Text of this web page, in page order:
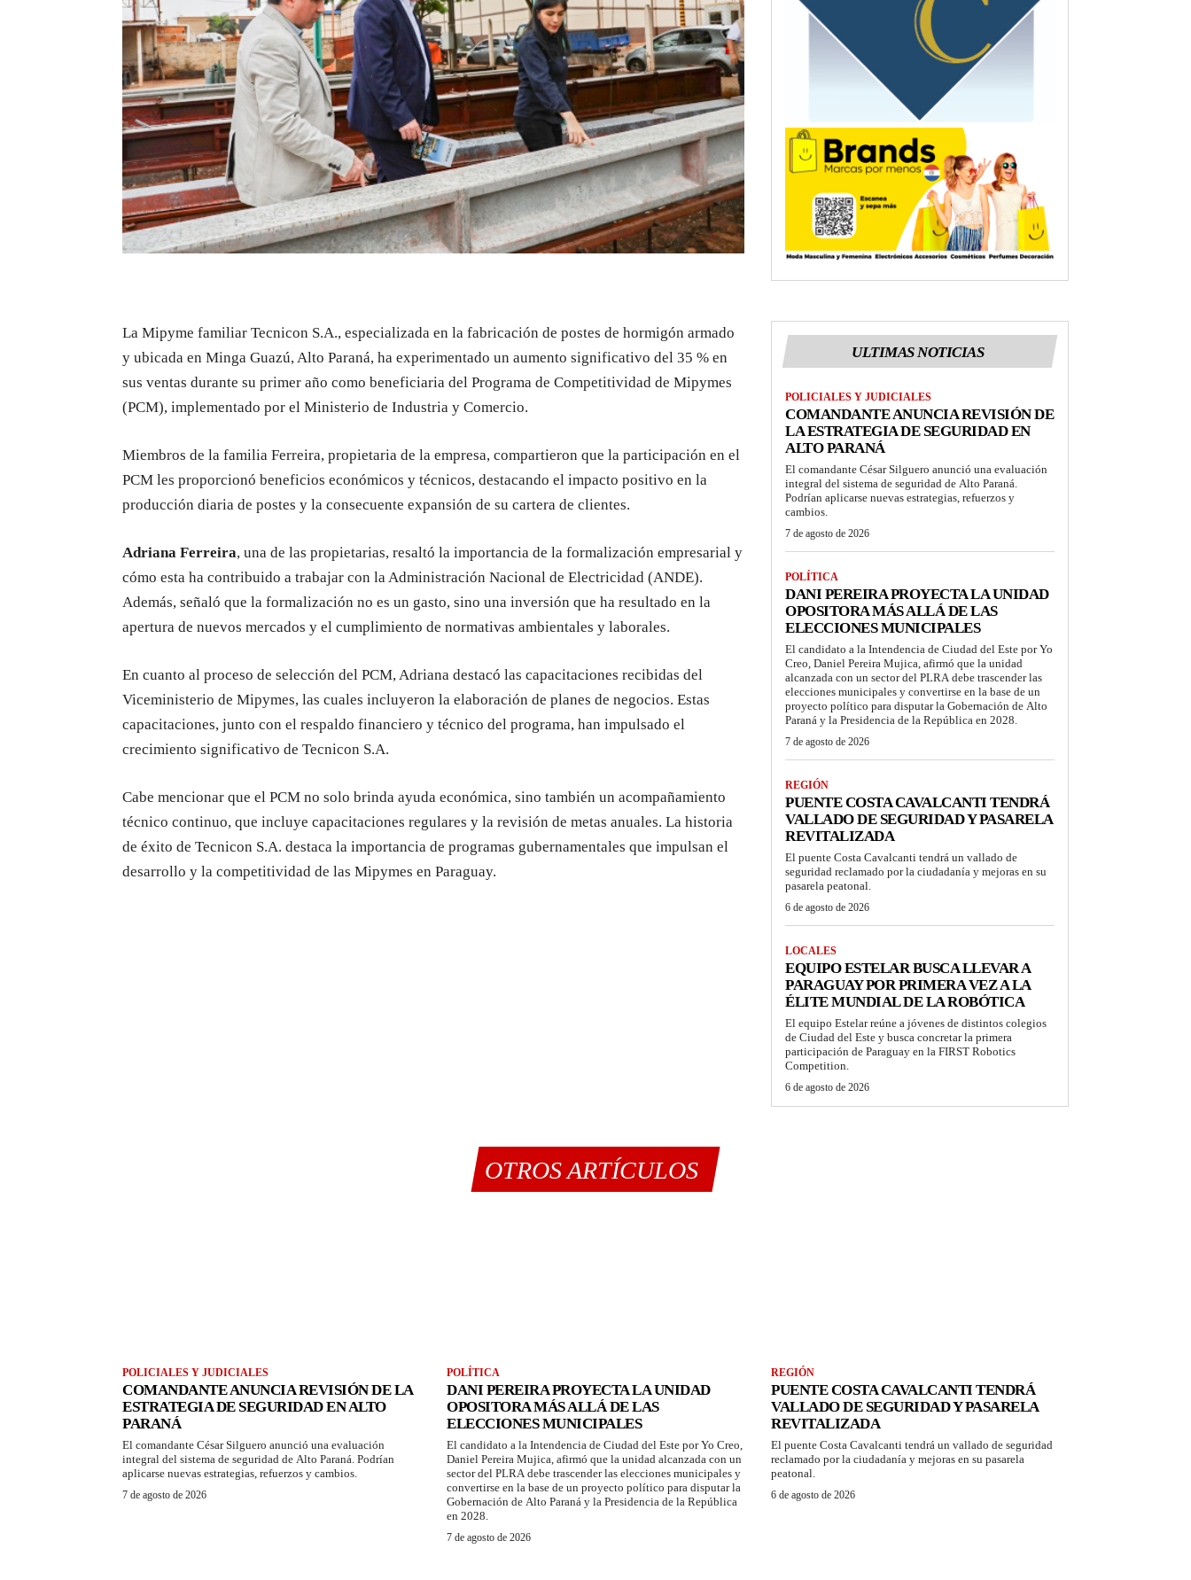
La Mipyme familiar Tecnicon S.A., especializada en la fabricación de postes de hormigón armado
y ubicada en Minga Guazú, Alto Paraná, ha experimentado un aumento significativo del 35 % en
sus ventas durante su primer año como beneficiaria del Programa de Competitividad de Mipymes
(PCM), implementado por el Ministerio de Industria y Comercio.
Miembros de la familia Ferreira, propietaria de la empresa, compartieron que la participación en el
PCM les proporcionó beneficios económicos y técnicos, destacando el impacto positivo en la
producción diaria de postes y la consecuente expansión de su cartera de clientes.
Adriana Ferreira, una de las propietarias, resaltó la importancia de la formalización empresarial y
cómo esta ha contribuido a trabajar con la Administración Nacional de Electricidad (ANDE).
Además, señaló que la formalización no es un gasto, sino una inversión que ha resultado en la
apertura de nuevos mercados y el cumplimiento de normativas ambientales y laborales.
En cuanto al proceso de selección del PCM, Adriana destacó las capacitaciones recibidas del
Viceministerio de Mipymes, las cuales incluyeron la elaboración de planes de negocios. Estas
capacitaciones, junto con el respaldo financiero y técnico del programa, han impulsado el
crecimiento significativo de Tecnicon S.A.
Cabe mencionar que el PCM no solo brinda ayuda económica, sino también un acompañamiento
técnico continuo, que incluye capacitaciones regulares y la revisión de metas anuales. La historia
de éxito de Tecnicon S.A. destaca la importancia de programas gubernamentales que impulsan el
desarrollo y la competitividad de las Mipymes en Paraguay.
ULTIMAS NOTICIAS
POLICIALES Y JUDICIALES
COMANDANTE ANUNCIA REVISIÓN DE
LA ESTRATEGIA DE SEGURIDAD EN
ALTO PARANÁ
El comandante César Silguero anunció una evaluación
integral del sistema de seguridad de Alto Paraná.
Podrían aplicarse nuevas estrategias, refuerzos y
cambios.
7 de agosto de 2026
POLÍTICA
DANI PEREIRA PROYECTA LA UNIDAD
OPOSITORA MÁS ALLÁ DE LAS
ELECCIONES MUNICIPALES
El candidato a la Intendencia de Ciudad del Este por Yo
Creo, Daniel Pereira Mujica, afirmó que la unidad
alcanzada con un sector del PLRA debe trascender las
elecciones municipales y convertirse en la base de un
proyecto político para disputar la Gobernación de Alto
Paraná y la Presidencia de la República en 2028.
7 de agosto de 2026
REGIÓN
PUENTE COSTA CAVALCANTI TENDRÁ
VALLADO DE SEGURIDAD Y PASARELA
REVITALIZADA
El puente Costa Cavalcanti tendrá un vallado de
seguridad reclamado por la ciudadanía y mejoras en su
pasarela peatonal.
6 de agosto de 2026
LOCALES
EQUIPO ESTELAR BUSCA LLEVAR A
PARAGUAY POR PRIMERA VEZ A LA
ÉLITE MUNDIAL DE LA ROBÓTICA
El equipo Estelar reúne a jóvenes de distintos colegios
de Ciudad del Este y busca concretar la primera
participación de Paraguay en la FIRST Robotics
Competition.
6 de agosto de 2026
OTROS ARTÍCULOS
POLICIALES Y JUDICIALES
COMANDANTE ANUNCIA REVISIÓN DE LA
ESTRATEGIA DE SEGURIDAD EN ALTO
PARANÁ
El comandante César Silguero anunció una evaluación
integral del sistema de seguridad de Alto Paraná. Podrían
aplicarse nuevas estrategias, refuerzos y cambios.
7 de agosto de 2026
POLÍTICA
DANI PEREIRA PROYECTA LA UNIDAD
OPOSITORA MÁS ALLÁ DE LAS
ELECCIONES MUNICIPALES
El candidato a la Intendencia de Ciudad del Este por Yo Creo,
Daniel Pereira Mujica, afirmó que la unidad alcanzada con un
sector del PLRA debe trascender las elecciones municipales y
convertirse en la base de un proyecto político para disputar la
Gobernación de Alto Paraná y la Presidencia de la República
en 2028.
7 de agosto de 2026
REGIÓN
PUENTE COSTA CAVALCANTI TENDRÁ
VALLADO DE SEGURIDAD Y PASARELA
REVITALIZADA
El puente Costa Cavalcanti tendrá un vallado de seguridad
reclamado por la ciudadanía y mejoras en su pasarela
peatonal.
6 de agosto de 2026